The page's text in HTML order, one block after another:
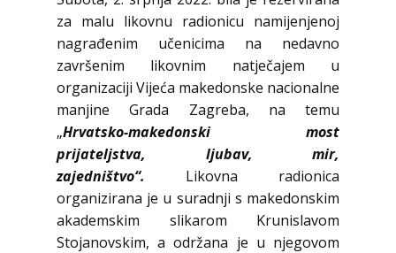
za malu likovnu radionicu namijenjenoj
nagrađenim učenicima na nedavno
završenim likovnim natječajem u
organizaciji Vijeća makedonske nacionalne
manjine Grada Zagreba, na temu
„Hrvatsko-makedonski most
prijateljstva, ljubav, mir,
zajedništvo“. Likovna radionica
organizirana je u suradnji s makedonskim
akademskim slikarom Krunislavom
Stojanovskim, a održana je u njegovom